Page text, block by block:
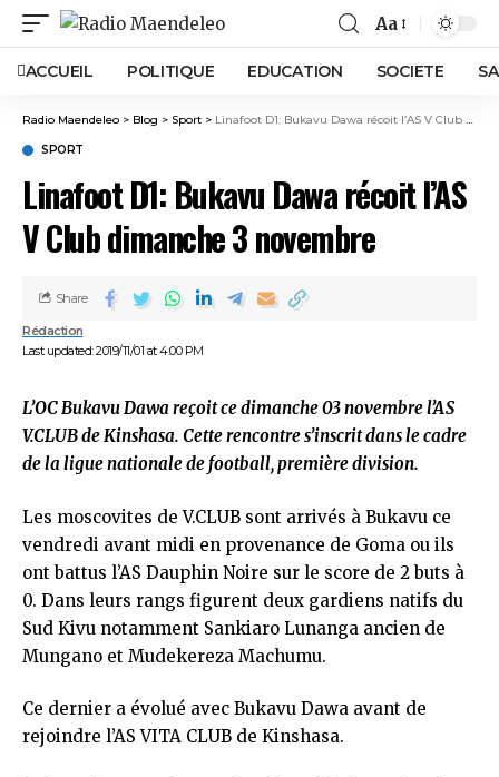
Aa
ACCUEIL POLITIQUE EDUCATION SOCIETE
Radio Maendeleo > Blog > Sport > Linafoot D1: Bukavu Dawa récoit l’AS V Club dimanche 3 novembre
SPORT
Linafoot D1: Bukavu Dawa récoit l’AS
V Club dimanche 3 novembre
Last updated: 2019/11/01 at 4:00 PM
Rédaction
Share
L’OC Bukavu Dawa reçoit ce dimanche 03 novembre l’AS
V.CLUB de Kinshasa. Cette rencontre s’inscrit dans le cadre
de la ligue nationale de football, première division.
Les moscovites de V.CLUB sont arrivés à Bukavu ce
vendredi avant midi en provenance de Goma ou ils
ont battus l’AS Dauphin Noire sur le score de 2 buts à
0. Dans leurs rangs figurent deux gardiens natifs du
Sud Kivu notamment Sankiaro Lunanga ancien de
Mungano et Mudekereza Machumu.
Ce dernier a évolué avec Bukavu Dawa avant de
rejoindre l’AS VITA CLUB de Kinshasa.